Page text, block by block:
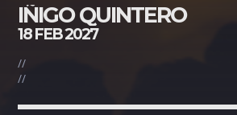
IÑIGO QUINTERO
18 FEB 2027
//
//